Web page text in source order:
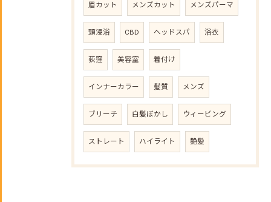
眉カット メンズカット メンズパーマ
頭浸浴 CBD ヘッドスパ 浴衣
荻窪 美容室 着付け
インナーカラー 髪質 メンズ
ブリーチ 白髪ぼかし ウィービング
ストレート ハイライト 艶髪